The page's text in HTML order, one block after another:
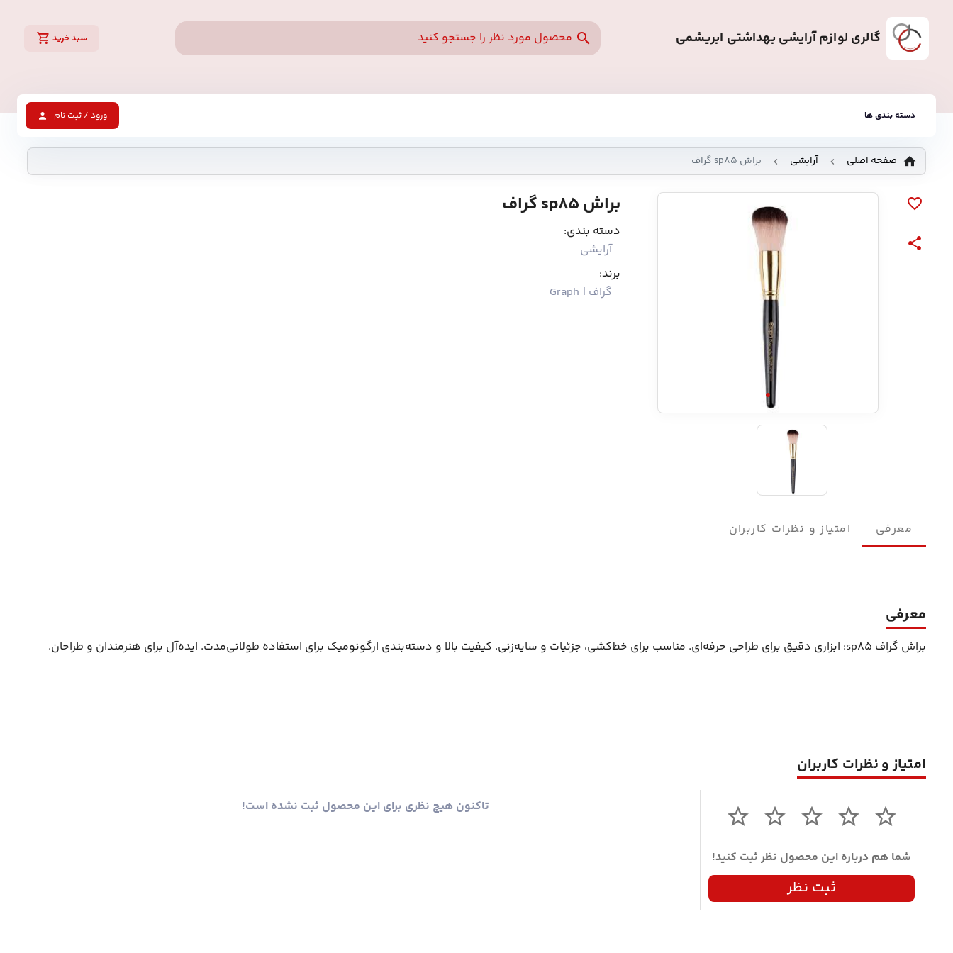
گالری لوازم آرایشی بهداشتی ابریشمی سبد خرید
دسته بندی ها ورود / ثبت نام
صفحه اصلی آرایشی براش sp85 گراف
براش sp85 گراف
دسته بندی:
آرایشی
برند:
گراف | Graph
معرفی امتیاز و نظرات کاربران
معرفی
براش گراف sp85: ابزاری دقیق برای طراحی حرفه‌ای. مناسب برای خط‌کشی، جزئیات و سایه‌زنی. کیفیت بالا و دسته‌بندی ارگونومیک برای استفاده طولانی‌مدت. ایده‌آل برای هنرمندان و طراحان.
امتیاز و نظرات کاربران
شما هم درباره این محصول نظر ثبت کنید!
ثبت نظر
تاکنون هیچ نظری برای این محصول ثبت نشده است!